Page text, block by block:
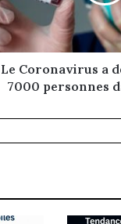
Le Coronavirus a
7000 personnes